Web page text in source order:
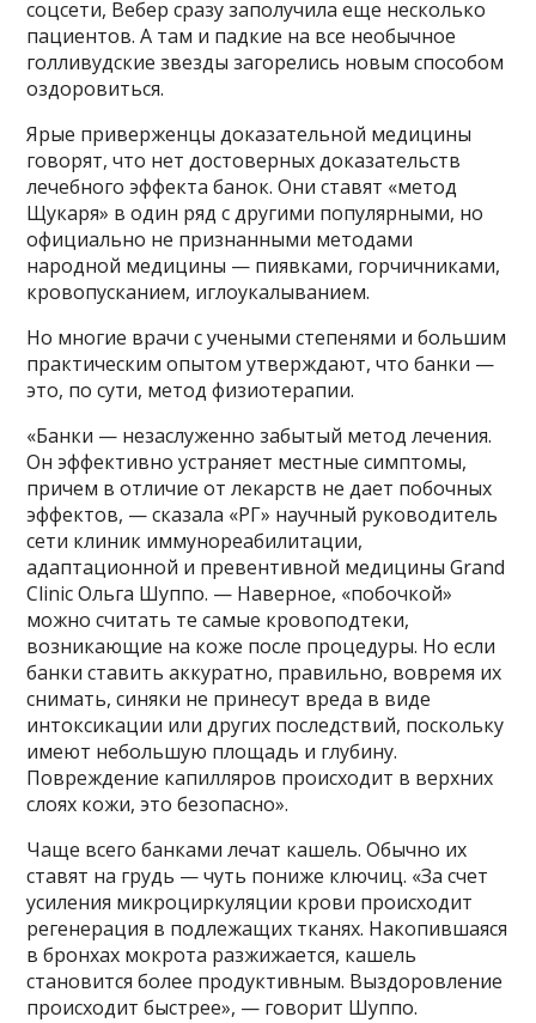
соцсети, Вебер сразу заполучила еще несколько
пациентов. А там и падкие на все необычное
голливудские звезды загорелись новым способом
оздоровиться.
Ярые приверженцы доказательной медицины
говорят, что нет достоверных доказательств
лечебного эффекта банок. Они ставят «метод
Щукаря» в один ряд с другими популярными, но
официально не признанными методами
народной медицины — пиявками, горчичниками,
кровопусканием, иглоукалыванием.
Но многие врачи с учеными степенями и большим
практическим опытом утверждают, что банки —
это, по сути, метод физиотерапии.
«Банки — незаслуженно забытый метод лечения.
Он эффективно устраняет местные симптомы,
причем в отличие от лекарств не дает побочных
эффектов, — сказала «РГ» научный руководитель
сети клиник иммунореабилитации,
адаптационной и превентивной медицины Grand
Clinic Ольга Шуппо. — Наверное, «побочкой»
можно считать те самые кровоподтеки,
возникающие на коже после процедуры. Но если
банки ставить аккуратно, правильно, вовремя их
снимать, синяки не принесут вреда в виде
интоксикации или других последствий, поскольку
имеют небольшую площадь и глубину.
Повреждение капилляров происходит в верхних
слоях кожи, это безопасно».
Чаще всего банками лечат кашель. Обычно их
ставят на грудь — чуть пониже ключиц. «За счет
усиления микроциркуляции крови происходит
регенерация в подлежащих тканях. Накопившаяся
в бронхах мокрота разжижается, кашель
становится более продуктивным. Выздоровление
происходит быстрее», — говорит Шуппо.